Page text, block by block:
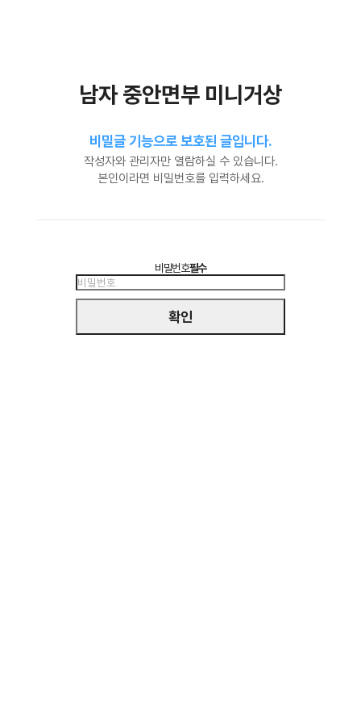
남자 중안면부 미니거상
비밀글 기능으로 보호된 글입니다.
작성자와 관리자만 열람하실 수 있습니다.
본인이라면 비밀번호를 입력하세요.
비밀번호필수